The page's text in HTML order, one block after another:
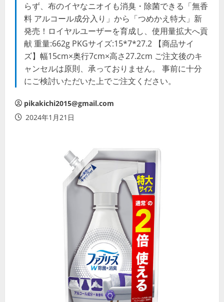
らず、布のイヤなニオイも消臭・除菌できる「無香
料 アルコール成分入り」から「つめかえ特大」新
発売！ロイヤルユーザーを育成し、使用量拡大へ貢
献 重量:662g PKGサイズ:15*7*27.2 【商品サイ
ズ】幅15cm×奥行7cm×高さ27.2cm ご注文後のキ
ャンセルは原則、承っておりません。 事前に十分
にご検討いただいた上でご注文ください。
pikakichi2015@gmail.com
2024年1月21日